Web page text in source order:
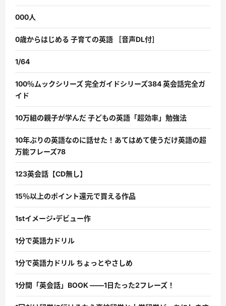
000人
0歳からはじめる 子育ての英語 ［音声DL付］
1/64
100％ムックシリーズ 完全ガイドシリーズ384 英会話完全ガ
イド
10万組の親子が学んだ 子どもの英語「超効率」勉強法
10年ぶりの英語なのに話せた！あてはめて使うだけ英語の超
万能フレーズ78
123英会話【CD無し】
15％以上のポイント還元で買える作品
1stイメージ・デビュー作
1分で英語力ドリル
1分で英語力ドリル ちょっとやさしめ
1分間「英会話」BOOK ――1日たった2フレーズ！